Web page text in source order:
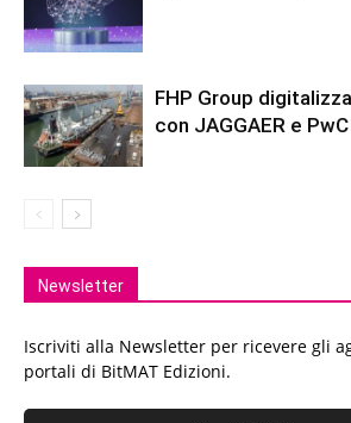
FHP Group
con JAGGAER e
Newsletter
Iscriviti alla Newsletter per ricevere gli
portali di BitMAT Edizioni.